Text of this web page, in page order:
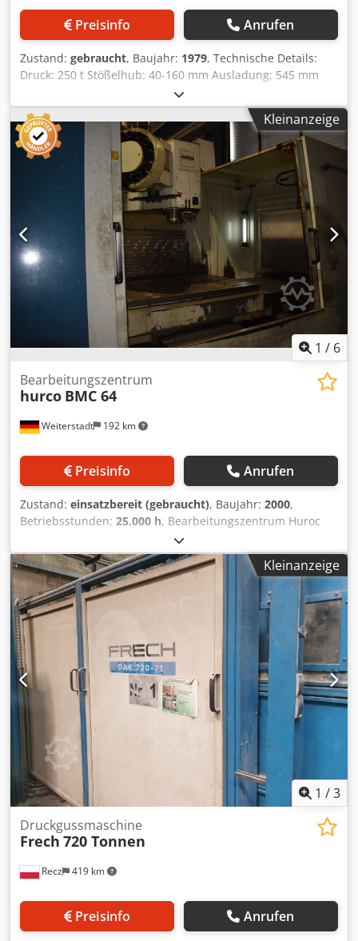
Preisinfo Anrufen
Zustand: gebraucht, Baujahr: 1979, Technische Details:
Druck: 250 t Stößelhub: 40-160 mm Ausladung: 545 mm
Stößelverstellung: 110 mm Dkjdpfou Nfinsx Aprer
Tischgröße: 1250x800x100 mm Größte Entfernung
zwischen Tisch u. Stößel: 670 mm Ziehkraft: 16 to
Tischhöhe über Flur: 1000 mm Stößelspannfläche:
900x670x100 mm Durchgang zwischen den Ständern:
500x400 mm Gesamtleistungsbedarf: 23 kW
Maschinengewicht ca.: 16,6 t Abmessungen Maschine:
2,8x1,4x3,7 m Abmessungen Schaltschrank LxBxH:
1,15x0,6x2,1 m Ziehvorrichtung: Auswerfer- und
Gegenhalterkraft je 16t Tischgröße mit 4x T-Nuten parallel
verlaufend (1250x800x100mm) Stößelplatte mit 4x T-Nuten
strahlförmig verlaufend Zubehör: - Stahlplatte
1170x860x80mm *
Kleinanzeige
1 / 6
Weiterstadt 192 km
Bearbeitungszentrum
hurco BMC 64
Preisinfo Anrufen
Zustand: einsatzbereit (gebraucht), Baujahr: 2000,
Betriebsstunden: 25.000 h, Bearbeitungszentrum Huroc
BMC 64 Kein IKZ Spähneförder Kühlmittelwanne
Spindelaufnahme SK 40 DIN 69871 Dodpfep I Hanex Aprskr
Kleinanzeige
1 /3
Recz 419 km
Druckgussmaschine
Frech 720 Tonnen
Preisinfo Anrufen